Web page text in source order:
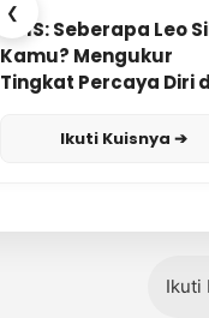
❮
KUIS: Seberapa Leo
Kamu? Mengukur
Tingkat Percaya Diri
Ikuti Kuisnya ➔
Ikuti